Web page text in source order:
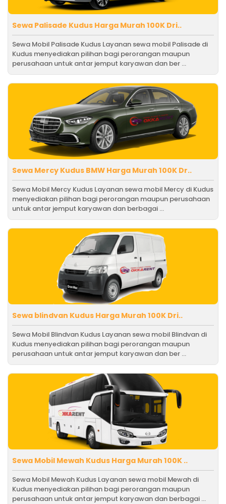
Sewa Palisade Kudus Harga Murah 100K Dri..
Sewa Mobil Palisade Kudus Layanan sewa mobil Palisade di
Kudus menyediakan pilihan bagi perorangan maupun
perusahaan untuk antar jemput karyawan dan ber ...
Sewa Mercy Kudus BMW Harga Murah 100K Dr..
Sewa Mobil Mercy Kudus Layanan sewa mobil Mercy di Kudus
menyediakan pilihan bagi perorangan maupun perusahaan
untuk antar jemput karyawan dan berbagai ...
Sewa blindvan Kudus Harga Murah 100K Dri..
Sewa Mobil Blindvan Kudus Layanan sewa mobil Blindvan di
Kudus menyediakan pilihan bagi perorangan maupun
perusahaan untuk antar jemput karyawan dan ber ...
Sewa Mobil Mewah Kudus Harga Murah 100K ..
Sewa Mobil Mewah Kudus Layanan sewa mobil Mewah di
Kudus menyediakan pilihan bagi perorangan maupun
perusahaan untuk antar jemput karyawan dan berbagai ...